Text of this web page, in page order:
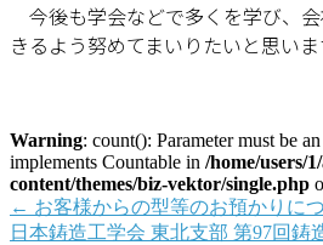
今後も学会などで多くを学び、
きるよう努めてまいりたいと思いま
Warning: count(): Parameter must be
implements Countable in /home/users/
content/themes/biz-vektor/single.php
← お客様からの型等のお預かりに
日本鋳造工学会 東北支部 第97回鋳